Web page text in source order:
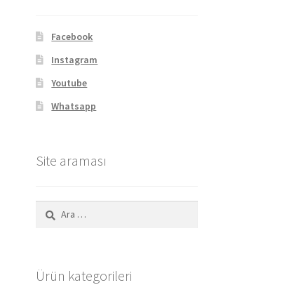
Facebook
Instagram
Youtube
Whatsapp
Site araması
Arama:
Ürün kategorileri